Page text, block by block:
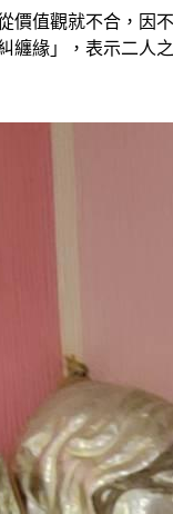
價值觀就不合，因
纏緣」，表示二人